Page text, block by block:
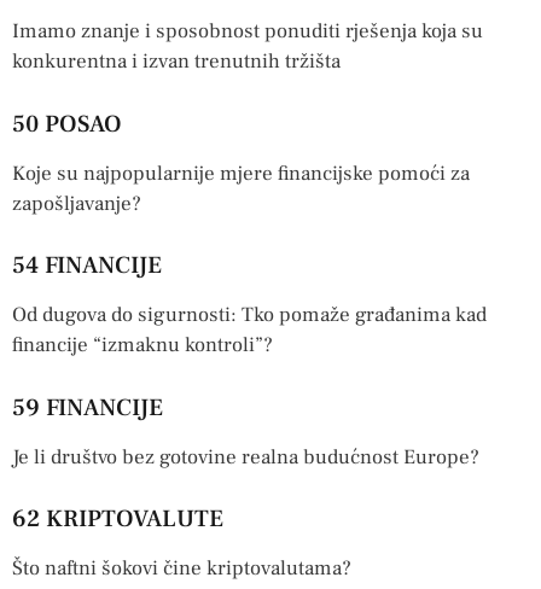
Imamo znanje i sposobnost ponuditi rješenja koja su
konkurentna i izvan trenutnih tržišta
50 POSAO
Koje su najpopularnije mjere financijske pomoći za
zapošljavanje?
54 FINANCIJE
Od dugova do sigurnosti: Tko pomaže građanima kad
financije “izmaknu kontroli”?
59 FINANCIJE
Je li društvo bez gotovine realna budućnost Europe?
62 KRIPTOVALUTE
Što naftni šokovi čine kriptovalutama?